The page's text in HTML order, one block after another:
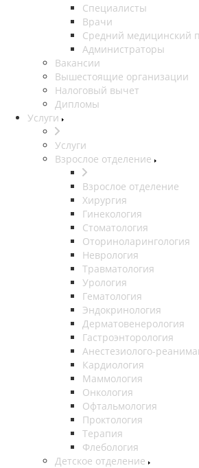
Специалисты
Врачи
Средний медицинский
Администраторы
Вакансии
Вышестоящие организации
Налоговый вычет
Дипломы
Услуги
Услуги
Взрослое отделение
Взрослое отделение
Хирургия
Гинекология
Стоматология
Оториноларингология
Неврология
Травматология
Урология
Гематология
Эндокринология
Дерматовенерология
Гастроэнторология
Анестезиолого-
Кардиология
Маммология
Онкология
Офтальмология
Проктология
Терапия
Флебология
Детское отделение